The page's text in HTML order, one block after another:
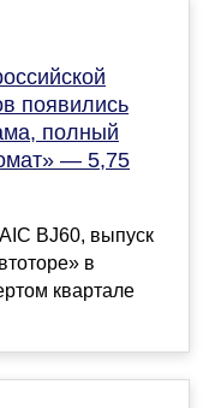
появились
полный
— 5,75
BJ60, выпуск
в
квартале